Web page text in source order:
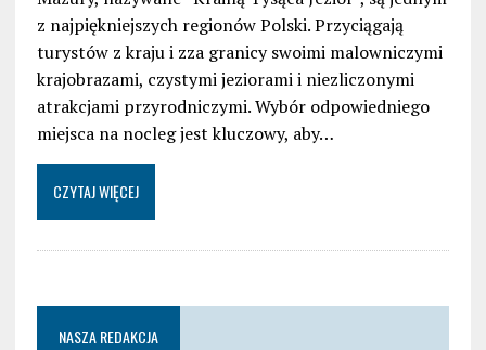
z najpiękniejszych regionów Polski. Przyciągają
turystów z kraju i zza granicy swoimi malowniczymi
krajobrazami, czystymi jeziorami i niezliczonymi
atrakcjami przyrodniczymi. Wybór odpowiedniego
miejsca na nocleg jest kluczowy, aby…
CZYTAJ WIĘCEJ
NASZA REDAKCJA